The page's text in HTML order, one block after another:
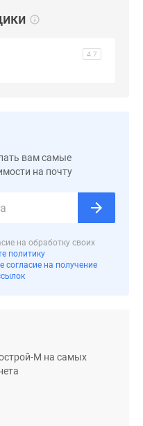
4.7
вам самые
на почту
на обработку своих
политику
согласие на получение
М на самых